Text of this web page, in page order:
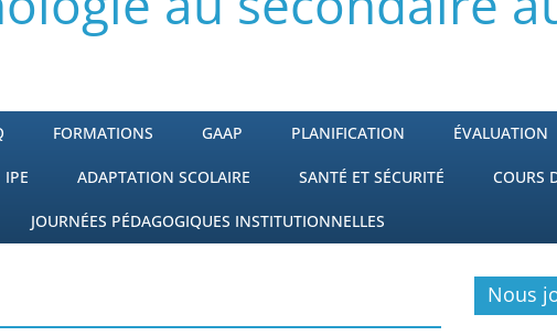
FORMATIONS GAAP PLANIFICATION ÉVALUATION
IPE ADAPTATION SCOLAIRE SANTÉ ET SÉCURITÉ COURS
JOURNÉES PÉDAGOGIQUES INSTITUTIONNELLES
Nous